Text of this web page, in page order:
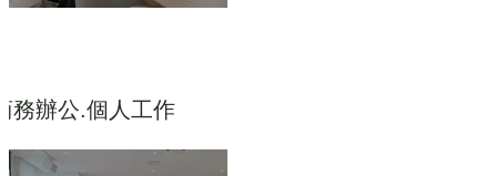
務辦公.個人工作